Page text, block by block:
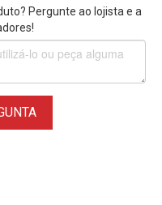
Pergunte ao lojista e a